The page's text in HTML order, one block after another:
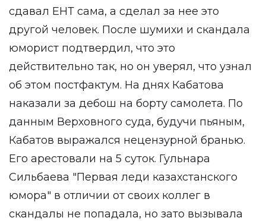
сдавал ЕНТ сама, а сделал за нее это
другой человек. После шумихи и скандала
юморист подтвердил, что это
действительно так, но он уверял, что узнал
об этом постфактум. На днях Кабатова
наказали за дебош на борту самолета. По
данным Верховного суда, будучи пьяным,
Кабатов выражался нецензурной бранью.
Его арестовали на 5 суток. Гульнара
Сильбаева "Первая леди казахстанского
юмора" в отличии от своих коллег в
скандалы не попадала, но зато вызывала